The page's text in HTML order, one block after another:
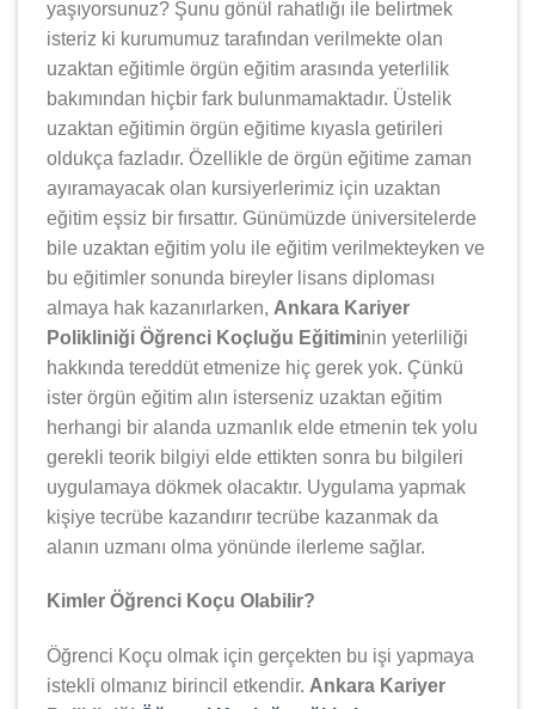
yaşıyorsunuz? Şunu gönül rahatlığı ile belirtmek
isteriz ki kurumumuz tarafından verilmekte olan
uzaktan eğitimle örgün eğitim arasında yeterlilik
bakımından hiçbir fark bulunmamaktadır. Üstelik
uzaktan eğitimin örgün eğitime kıyasla getirileri
oldukça fazladır. Özellikle de örgün eğitime zaman
ayıramayacak olan kursiyerlerimiz için uzaktan
eğitim eşsiz bir fırsattır. Günümüzde üniversitelerde
bile uzaktan eğitim yolu ile eğitim verilmekteyken ve
bu eğitimler sonunda bireyler lisans diploması
almaya hak kazanırlarken, Ankara Kariyer
Polikliniği Öğrenci Koçluğu Eğitiminin yeterliliği
hakkında tereddüt etmenize hiç gerek yok. Çünkü
ister örgün eğitim alın isterseniz uzaktan eğitim
herhangi bir alanda uzmanlık elde etmenin tek yolu
gerekli teorik bilgiyi elde ettikten sonra bu bilgileri
uygulamaya dökmek olacaktır. Uygulama yapmak
kişiye tecrübe kazandırır tecrübe kazanmak da
alanın uzmanı olma yönünde ilerleme sağlar.
Kimler Öğrenci Koçu Olabilir?
Öğrenci Koçu olmak için gerçekten bu işi yapmaya
istekli olmanız birincil etkendir. Ankara Kariyer